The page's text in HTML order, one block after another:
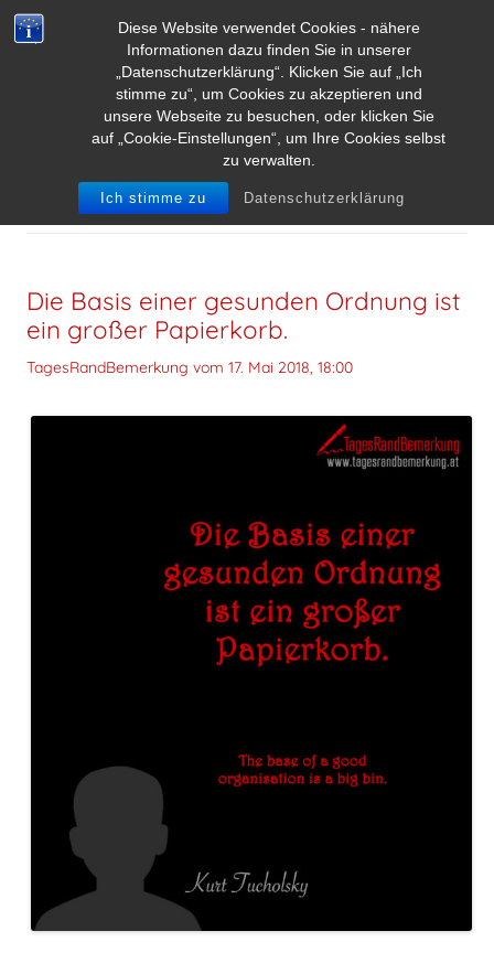
Diese Website verwendet Cookies - nähere
Informationen dazu finden Sie in unserer
„Datenschutzerklärung“. Klicken Sie auf „Ich
stimme zu“, um Cookies zu akzeptieren und
unsere Webseite zu besuchen, oder klicken Sie
auf „Cookie-Einstellungen“, um Ihre Cookies selbst
zu verwalten.
Ich stimme zu Datenschutzerklärung
ARCHIV DER KATEGORIE:ORDNUNG
Die Basis einer gesunden Ordnung ist
ein großer Papierkorb.
TagesRandBemerkung vom 17. Mai 2018, 18:00